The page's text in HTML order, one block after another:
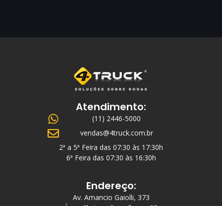
Atendimento:
(11) 2446-5000
vendas@4truck.com.br
2ª a 5ª Feira das 07:30 às 17:30h
6ª Feira das 07:30 às 16:30h
Endereço:
Av. Amancio Gaiolli, 373